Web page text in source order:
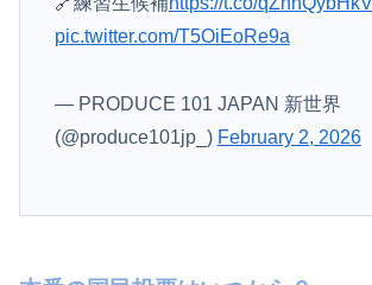
pic.twitter.com/T5OiEoRe9a
— PRODUCE 101 JAPAN 新世界
(@produce101jp_) February 2, 2026